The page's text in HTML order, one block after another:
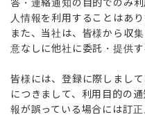
人情報を利用することはあり
また、当社は、皆様から収
意なしに他社に委託・提供す
皆様には、登録に際しまし
につきまして、利用目的の
報が誤っている場合には訂